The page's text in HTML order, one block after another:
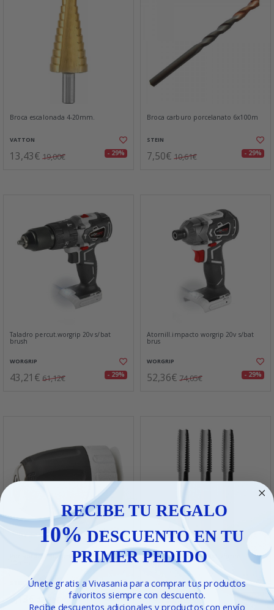
Broca escalonada 4-20mm.
VATTON
13,43€ 19,00€ - 29%
Broca carburo porcelanato 6x100m
STEIN
7,50€ 10,61€ - 29%
Taladro percut.worgrip 20v s/bat
brush
WORGRIP
43,21€ 61,12€ - 29%
Atornill.impacto worgrip 20v s/bat
brus
WORGRIP
52,36€ 74,05€ - 29%
Portabrocas automatico nylon
12,91€ - 29%
Macho roscar hss m8x1,25mm.
(juego3)
VATTON
14,13€19,88€ - 29%
RECIBE TU REGALO
10% DESCUENTO EN TU
PRIMER PEDIDO
Únete gratis a Vivasania para comprar tus productos
favoritos siempre con descuento.
Recibe descuentos adicionales y productos con envío